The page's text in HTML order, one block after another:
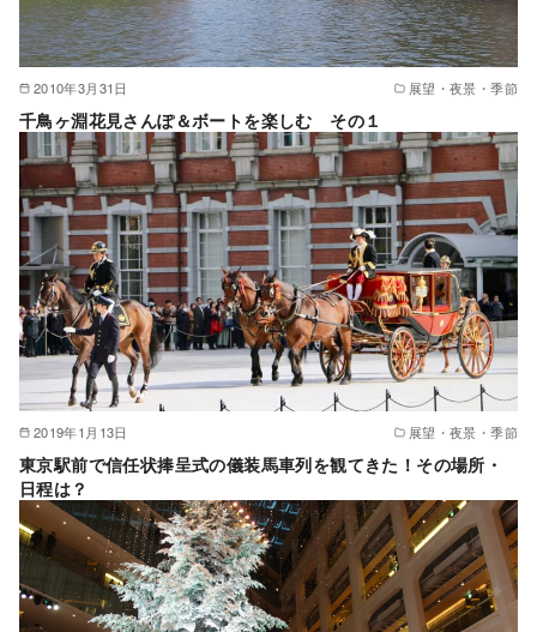
2010年3月31日 展望・夜景・季節
千鳥ヶ淵花見さんぽ＆ボートを楽しむ その１
2019年1月13日 展望・夜景・季節
東京駅前で信任状捧呈式の儀装馬車列を観てきた！その場所・
日程は？